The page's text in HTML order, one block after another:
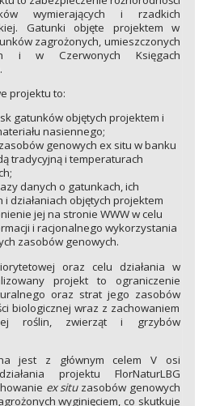
wymierających i rzadkich
Gatunki objęte projektem w
zagrożonych, umieszczonych
i w Czerwonych Księgach
projektu to:
gatunków objętych projektem i
nasiennego;
genowych ex situ w banku
tradycyjną i temperaturach
danych o gatunkach, ich
i działaniach objętych projektem
jej na stronie WWW w celu
i racjonalnego wykorzystania
zasobów genowych.
oraz celu działania w
projekt to ograniczenie
oraz strat jego zasobów
biologicznej wraz z zachowaniem
roślin, zwierząt i grzybów
jest z głównym celem V osi
projektu FlorNaturLBG
ex situzasobów genowych
wyginięciem, co skutkuje